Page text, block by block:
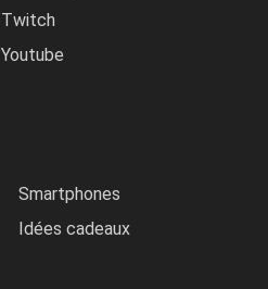
Twitch
Youtube
Smartphones
Idées cadeaux